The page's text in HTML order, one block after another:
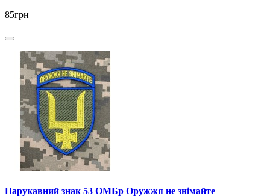
85грн
Нарукавний знак 53 ОМБр Оружжя не знімайте